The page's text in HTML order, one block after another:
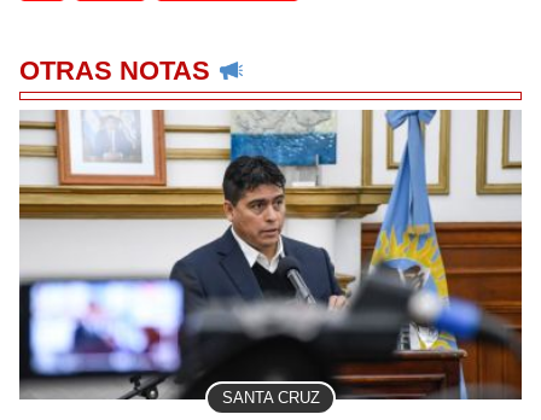
OTRAS NOTAS
SANTA CRUZ